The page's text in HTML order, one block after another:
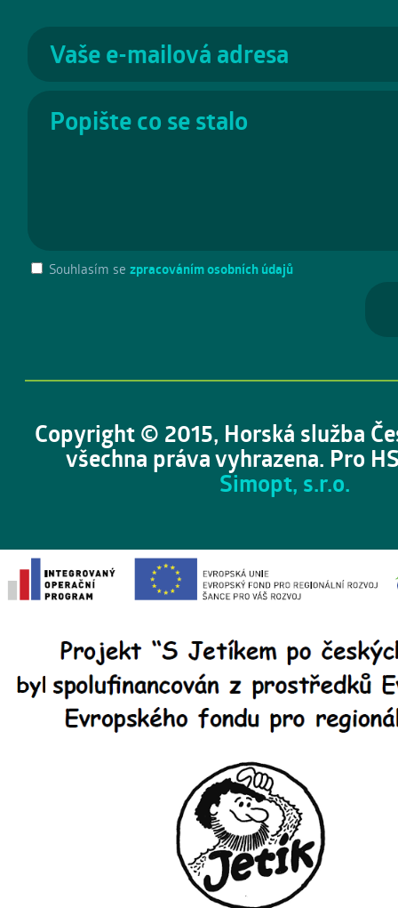
Souhlasím se zpracováním osobních údajů
Copyright © 2015, Horská služba
všechna práva vyhrazena. Pro
Simopt, s.r.o.